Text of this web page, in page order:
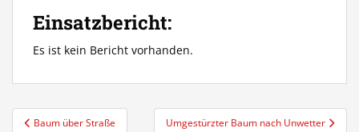
Einsatzbericht:
Es ist kein Bericht vorhanden.
Beitragsnavigation
Baum über Straße Umgestürzter Baum nach Unwetter